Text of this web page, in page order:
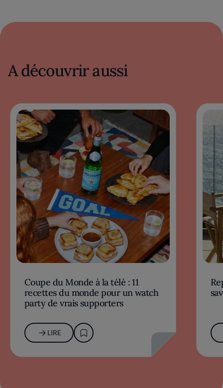
A découvrir aussi
Coupe du Monde à la télé : 11
recettes du monde pour un watch
party de vrais supporters
LIRE